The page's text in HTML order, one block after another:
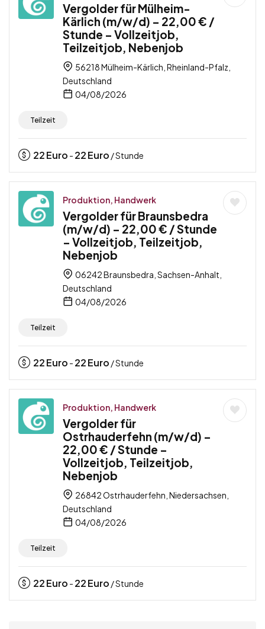
Vergolder für Mülheim-
Kärlich (m/w/d) – 22,00 € /
Stunde – Vollzeitjob,
Teilzeitjob, Nebenjob
56218 Mülheim-Kärlich, Rheinland-Pfalz,
Deutschland
04/08/2026
Teilzeit
22Euro - 22Euro / Stunde
Produktion, Handwerk
Vergolder für Braunsbedra
(m/w/d) – 22,00 € / Stunde
– Vollzeitjob, Teilzeitjob,
Nebenjob
06242 Braunsbedra, Sachsen-Anhalt,
Deutschland
04/08/2026
Teilzeit
22Euro - 22Euro / Stunde
Produktion, Handwerk
Vergolder für
Ostrhauderfehn (m/w/d) –
22,00 € / Stunde –
Vollzeitjob, Teilzeitjob,
Nebenjob
26842 Ostrhauderfehn, Niedersachsen,
Deutschland
04/08/2026
Teilzeit
22Euro - 22Euro / Stunde